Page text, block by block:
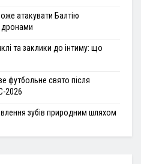
атакувати Балтію
дронами
та заклики до інтиму: що
футбольне свято після
2026
зубів природним шляхом